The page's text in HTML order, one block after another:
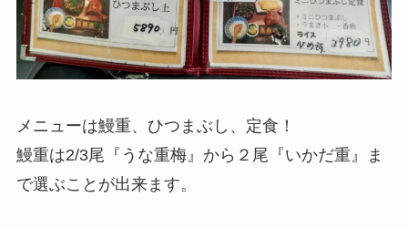
メニューは鰻重、ひつまぶし、定食！
鰻重は2/3尾『うな重梅』から２尾『いかだ重』ま
で選ぶことが出来ます。